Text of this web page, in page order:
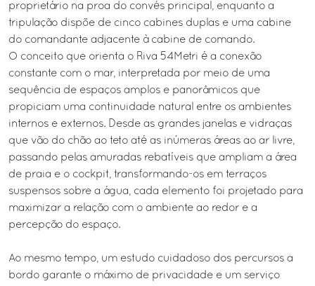
proprietário na proa do convés principal, enquanto a
tripulação dispõe de cinco cabines duplas e uma cabine
do comandante adjacente à cabine de comando.
O conceito que orienta o Riva 54Metri é a conexão
constante com o mar, interpretada por meio de uma
sequência de espaços amplos e panorâmicos que
propiciam uma continuidade natural entre os ambientes
internos e externos. Desde as grandes janelas e vidraças
que vão do chão ao teto até as inúmeras áreas ao ar livre,
passando pelas amuradas rebatíveis que ampliam a área
de praia e o cockpit, transformando-os em terraços
suspensos sobre a água, cada elemento foi projetado para
maximizar a relação com o ambiente ao redor e a
percepção do espaço.
Ao mesmo tempo, um estudo cuidadoso dos percursos a
bordo garante o máximo de privacidade e um serviço